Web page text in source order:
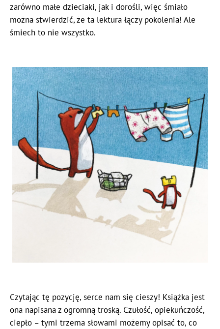
zarówno małe dzieciaki, jak i dorośli, więc śmiało
można stwierdzić, że ta lektura łączy pokolenia! Ale
śmiech to nie wszystko.
Czytając tę pozycję, serce nam się cieszy! Książka jest
ona napisana z ogromną troską. Czułość, opiekuńczość,
ciepło – tymi trzema słowami możemy opisać to, co